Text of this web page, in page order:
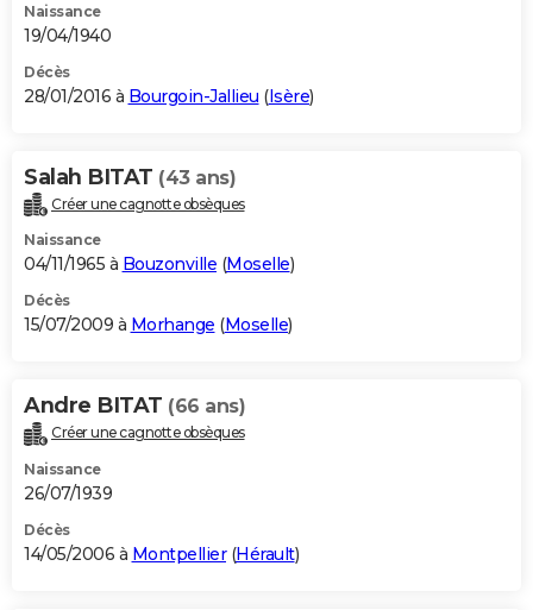
Naissance
19/04/1940
Décès
28/01/2016 à Bourgoin-Jallieu (Isère)
Salah BITAT (43 ans)
Créer une cagnotte obsèques
Naissance
04/11/1965 à Bouzonville (Moselle)
Décès
15/07/2009 à Morhange (Moselle)
Andre BITAT (66 ans)
Créer une cagnotte obsèques
Naissance
26/07/1939
Décès
14/05/2006 à Montpellier(Hérault)